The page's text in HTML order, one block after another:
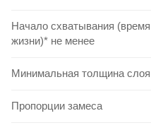
Начало схватывания (время
жизни)* не менее
Минимальная толщина слоя
Пропорции замеса